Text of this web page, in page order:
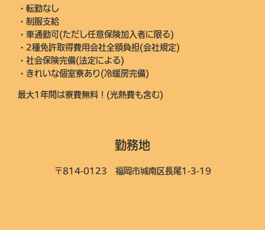
・転勤なし
・制服支給
・車通勤可(ただし任意保険加入者に限る)
・2種免許取得費用会社全額負担(会社規定)
・社会保険完備(法定による)
・きれいな個室寮あり(冷暖房完備)
最大1年間は寮費無料！(光熱費も含む)
勤務地
〒814-0123 福岡市城南区長尾1-3-19